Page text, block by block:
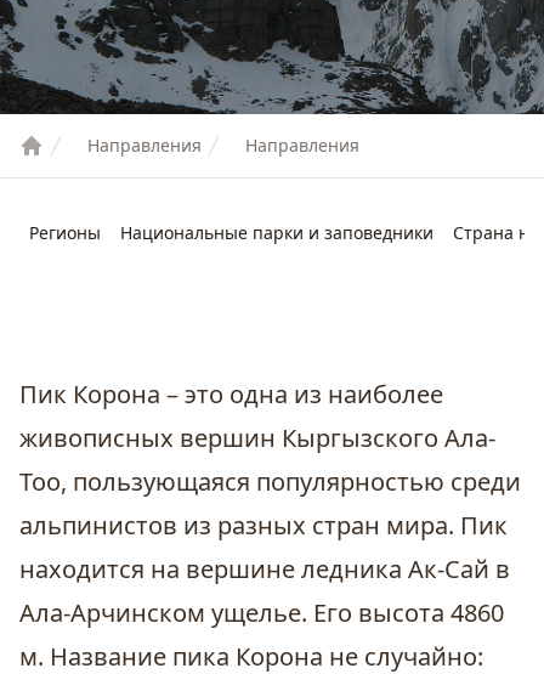
Направления Направления
Регионы Национальные парки и заповедники Страна
Пик Корона – это одна из наиболее
живописных вершин Кыргызского Ала-
Тоо, пользующаяся популярностью среди
альпинистов из разных стран мира. Пик
находится на вершине ледника Ак-Сай в
Ала-Арчинском ущелье. Его высота 4860
м. Название пика Корона не случайно: